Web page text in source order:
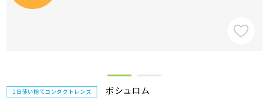
1日使い捨てコンタクトレンズ ボシュロム